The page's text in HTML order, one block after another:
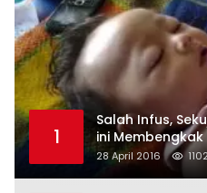
1
Salah Infus,
ini Membengkak
28 April 2016